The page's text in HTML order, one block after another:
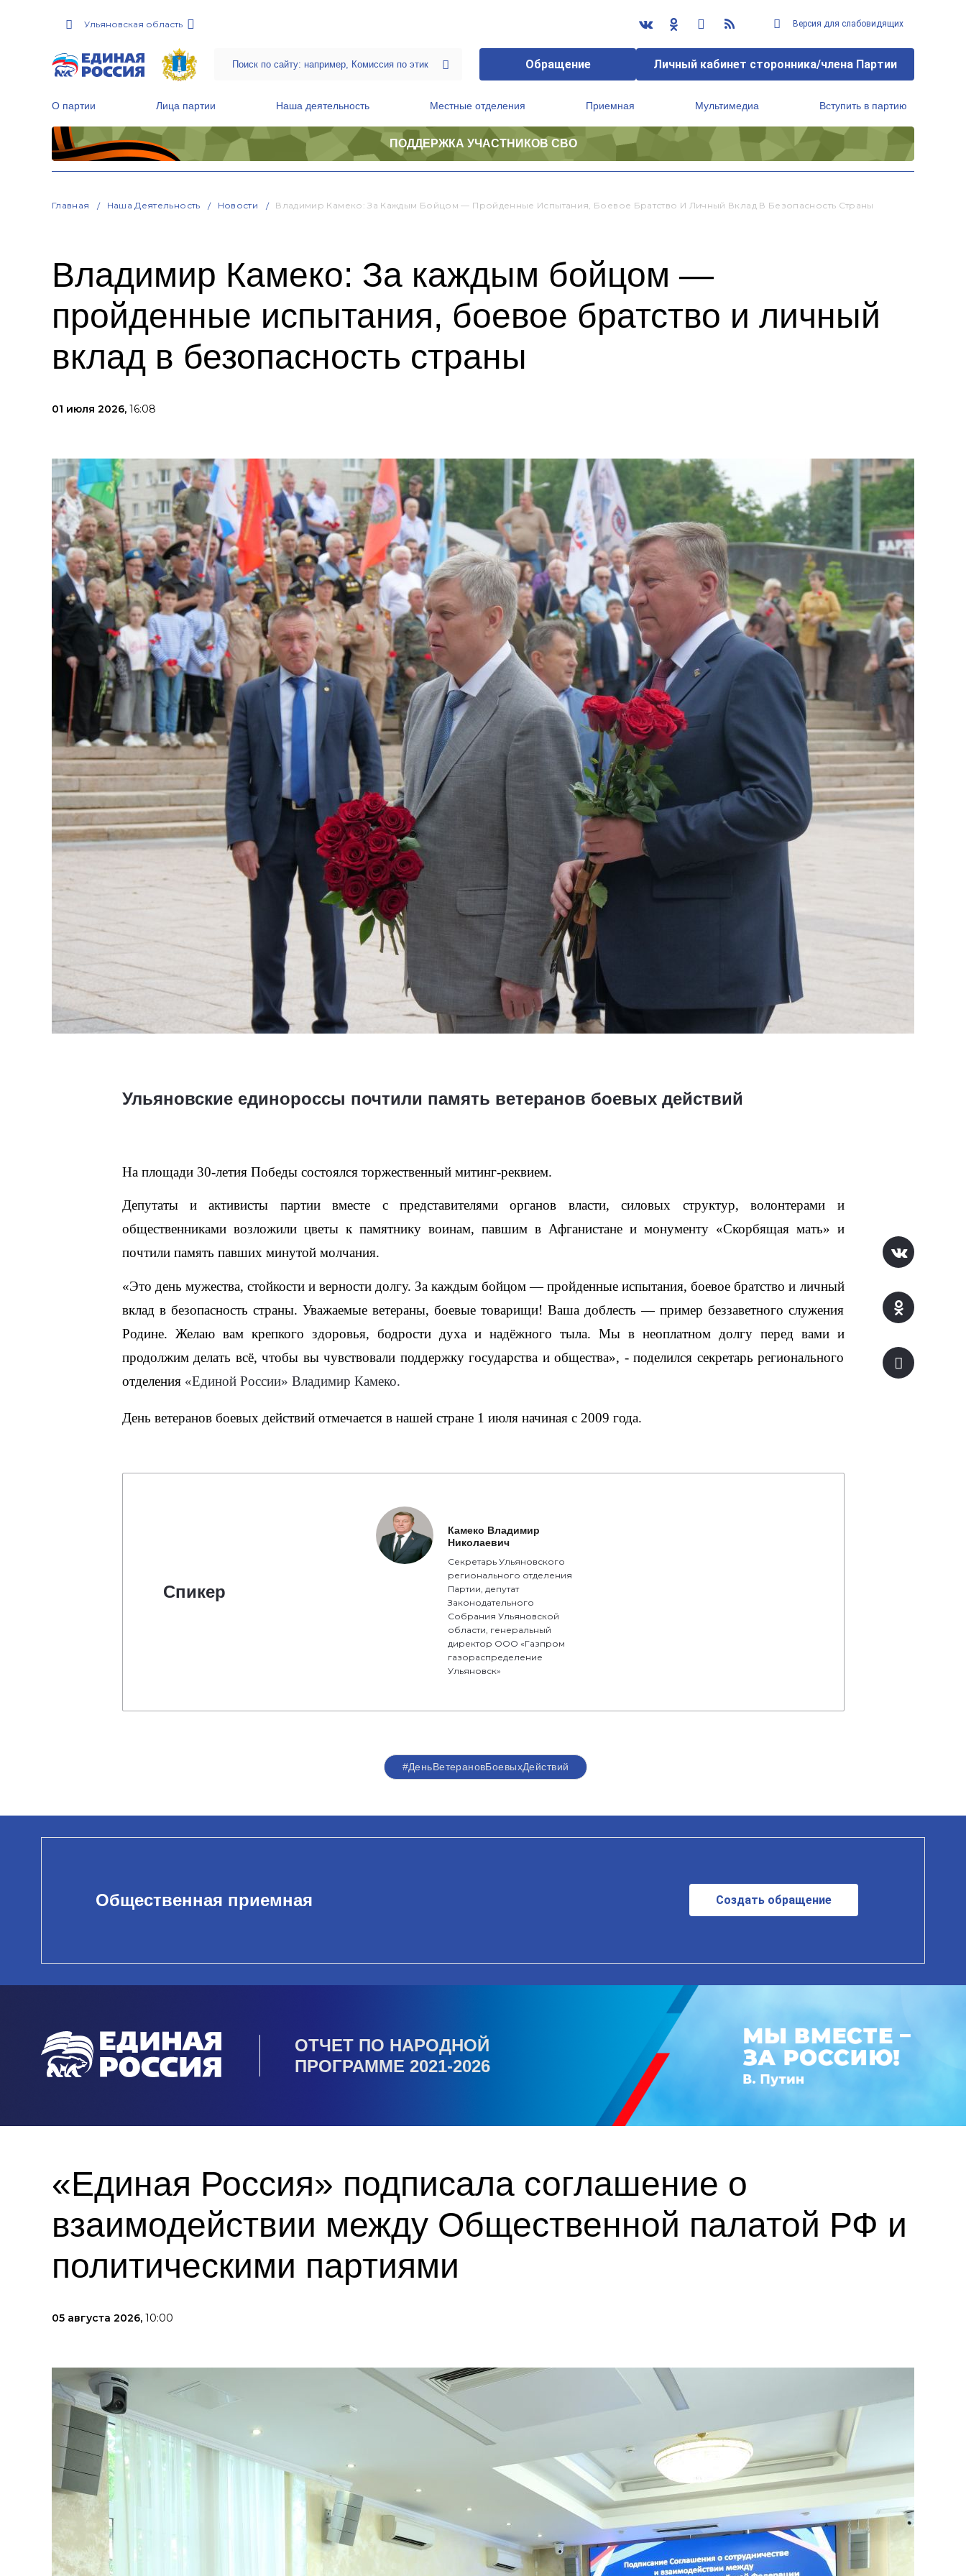
Ульяновская область Версия для слабовидящих
Обращение Личный кабинет сторонника/члена Партии
О партии Лица партии Наша деятельность Местные отделения Приемная Мультимедиа Вступить в партию
ПОДДЕРЖКА УЧАСТНИКОВ СВО
Главная Наша Деятельность Новости Владимир Камеко: За Каждым Бойцом — Пройденные Испытания, Боевое Братство И Личный Вклад В Безопасность Страны
Владимир Камеко: За каждым бойцом —
пройденные испытания, боевое братство и личный
вклад в безопасность страны
01 июля 2026, 16:08
Ульяновские единороссы почтили память ветеранов боевых действий
На площади 30-летия Победы состоялся торжественный митинг-реквием.
Депутаты и активисты партии вместе с представителями органов власти, силовых структур, волонтерами и
общественниками возложили цветы к памятнику воинам, павшим в Афганистане и монументу «Скорбящая мать» и
почтили память павших минутой молчания.
«Это день мужества, стойкости и верности долгу. За каждым бойцом — пройденные испытания, боевое братство и личный
вклад в безопасность страны. Уважаемые ветераны, боевые товарищи! Ваша доблесть — пример беззаветного служения
Родине. Желаю вам крепкого здоровья, бодрости духа и надёжного тыла. Мы в неоплатном долгу перед вами и
продолжим делать всё, чтобы вы чувствовали поддержку государства и общества», - поделился секретарь регионального
отделения «Единой России» Владимир Камеко.
День ветеранов боевых действий отмечается в нашей стране 1 июля начиная с 2009 года.
Спикер
Камеко Владимир
Николаевич
Секретарь Ульяновского
регионального отделения
Партии, депутат
Законодательного
Собрания Ульяновской
области, генеральный
директор ООО «Газпром
газораспределение
Ульяновск»
#ДеньВетерановБоевыхДействий
Общественная приемная Создать обращение
ОТЧЕТ ПО НАРОДНОЙ
ПРОГРАММЕ 2021-2026
«Единая Россия» подписала соглашение о
взаимодействии между Общественной палатой РФ и
политическими партиями
05 августа 2026, 10:00